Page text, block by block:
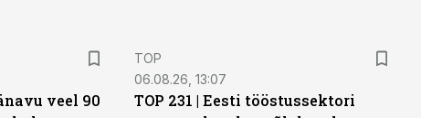
veel 90
TOP
06.08.26, 13:07
TOP 231 | Eesti tööstussektori